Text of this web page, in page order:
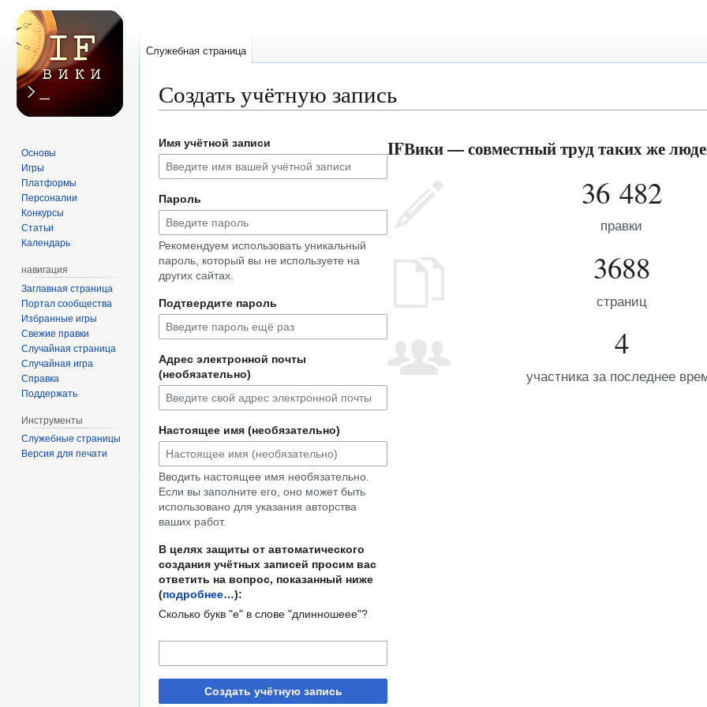
Создать учётную запись
к
навигации
к
поиску
Имя учётной записи
Пароль
Рекомендуем использовать уникальный
пароль, который вы не используете на
других сайтах.
Подтвердите пароль
Адрес электронной почты
(необязательно)
Настоящее имя (необязательно)
Вводить настоящее имя необязательно.
Если вы заполните его, оно может быть
использовано для указания авторства
ваших работ.
В целях защиты от автоматического
создания учётных записей просим вас
ответить на вопрос, показанный ниже
(подробнее…):
Сколько букв "е" в слове "длинношеее"?
Создать учётную запись
IFВики — совместный труд таких же
36 482
правки
3688
страниц
4
участника за последнее
Служебная страница
Основы
Игры
Платформы
Персоналии
Конкурсы
Статьи
Календарь
навигация
Заглавная страница
Портал сообщества
Избранные игры
Свежие правки
Случайная страница
Случайная игра
Справка
Поддержать
Инструменты
Служебные страницы
Версия для печати